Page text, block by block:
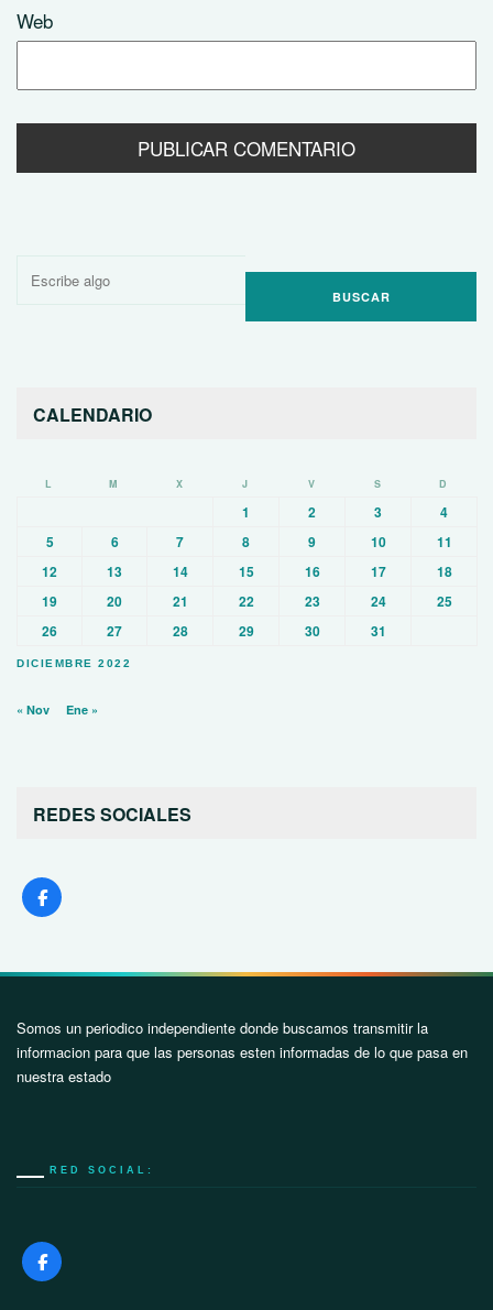
Web
Buscar
CALENDARIO
DICIEMBRE 2022
L M X J V S D
1 2 3
4
5
6 7 8 9 10
11
12
13 14 15 16 17
18
19
20 21 22 23 24
25
26
27 28 29 30 31
« Nov Ene »
REDES SOCIALES
Somos un periodico independiente donde buscamos transmitir la
informacion para que las personas esten informadas de lo que pasa en
nuestra estado
RED SOCIAL: